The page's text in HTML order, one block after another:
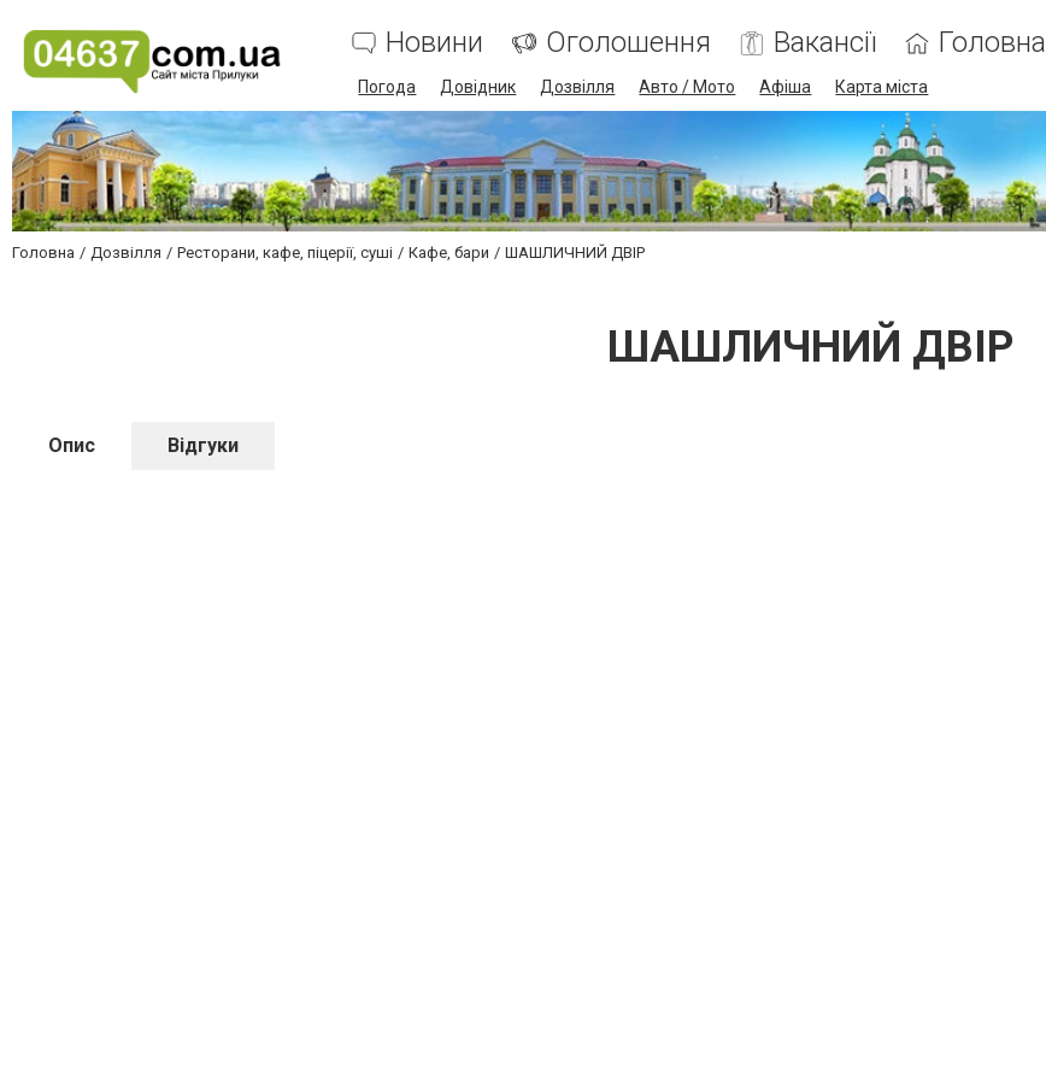
Новини Оголошення Вакансії Головна
Погода Довідник Дозвілля Авто / Мото Афіша Карта міста
Головна Дозвілля Ресторани, кафе, піцерії, суші Кафе, бари ШАШЛИЧНИЙ ДВІР
ШАШЛИЧНИЙ ДВІР
Опис Відгуки